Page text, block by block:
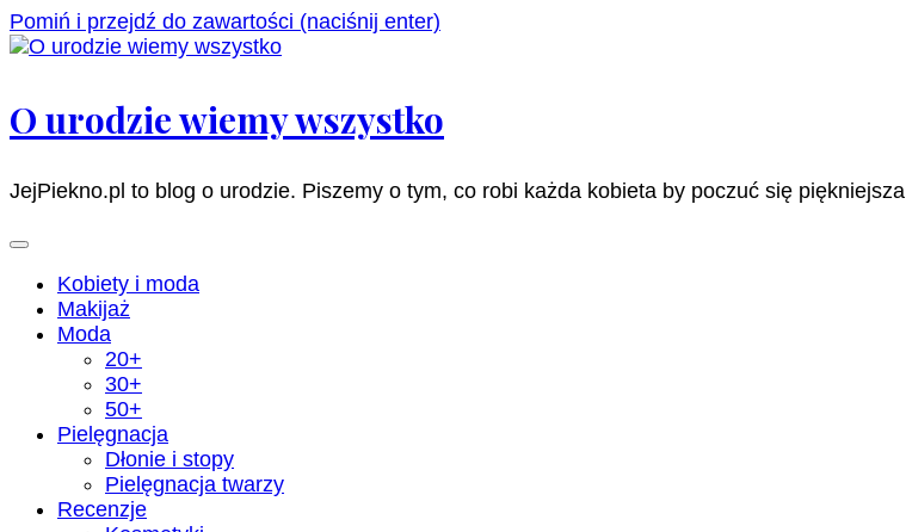
Pomiń i przejdź do zawartości (naciśnij enter)
O urodzie wiemy wszystko
JejPiekno.pl to blog o urodzie. Piszemy o tym, co robi każda kobieta by poczuć się piękniejsza
Kobiety i moda
Makijaż
Moda
20+
30+
50+
Pielęgnacja
Dłonie i stopy
Pielęgnacja twarzy
Recenzje